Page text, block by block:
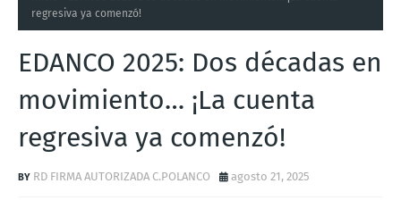
regresiva ya comenzó!
EDANCO 2025: Dos décadas en
movimiento… ¡La cuenta
regresiva ya comenzó!
RD FIRMA AUTORIZADA C.POLANCO agosto 21, 2025